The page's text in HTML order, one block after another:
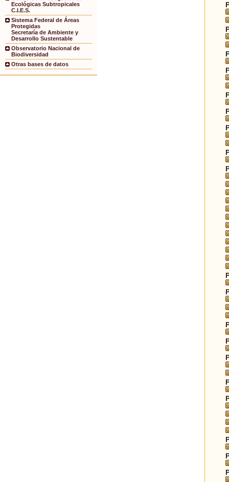
Ecológicas Subtropicales
C.I.E.S.
Sistema Federal de Áreas
Protegidas
Secretaría de Ambiente y
Desarrollo Sustentable
Observatorio Nacional de
Biodiversidad
Otras bases de datos